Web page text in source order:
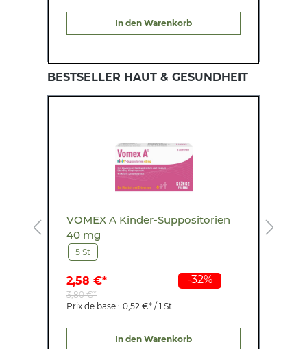
In den Warenkorb
BESTSELLER HAUT & GESUNDHEIT
-32%
VOMEX A Kinder-Suppositorien
40 mg
5 St
2,58 €*
3,80 €*
Prix de base : 0,52 €* / 1 St
In den Warenkorb